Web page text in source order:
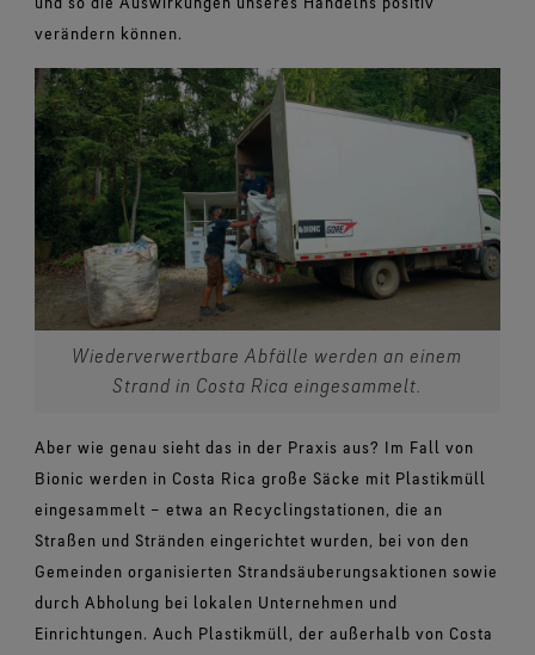
verändern können.
Wiederverwertbare Abfälle werden an einem
Strand in Costa Rica eingesammelt.
Aber wie genau sieht das in der Praxis aus? Im Fall von
Bionic werden in Costa Rica große Säcke mit Plastikmüll
eingesammelt – etwa an Recyclingstationen, die an
Straßen und Stränden eingerichtet wurden, bei von den
Gemeinden organisierten Strandsäuberungsaktionen sowie
durch Abholung bei lokalen Unternehmen und
Einrichtungen. Auch Plastikmüll, der außerhalb von Costa